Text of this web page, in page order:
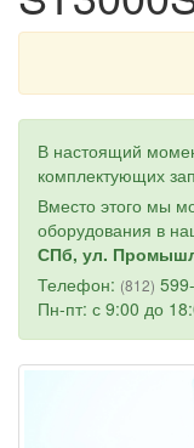
В настоящий
комплектующих
Вместо этого мы
оборудования в
СПб, ул.
Телефон: (812)
Пн-пт: с 9:00 до